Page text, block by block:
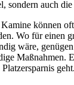
sondern auch
können
Wo für einen
wäre,
Maßnahmen.
geht.